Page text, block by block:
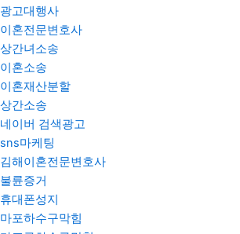
광고대행사
이혼전문변호사
상간녀소송
이혼소송
이혼재산분할
상간소송
네이버 검색광고
sns마케팅
김해이혼전문변호사
불륜증거
휴대폰성지
마포하수구막힘